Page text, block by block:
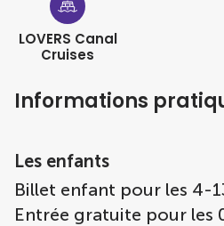
LOVERS Canal
Cruises
Informations
Les enfants
Billet enfant pour les 4-
Entrée gratuite pour les